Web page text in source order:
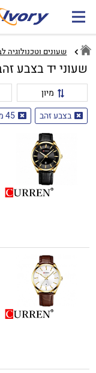
שעונים וטכנולוגיה
שעוני יד בצבע זהב 45 מ''מ
מיון
בצבע זהב
45 מ''מ